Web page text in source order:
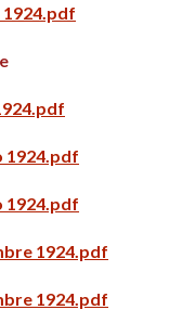
1924.pdf
1924.pdf
1924.pdf
1924.pdf
1924.pdf